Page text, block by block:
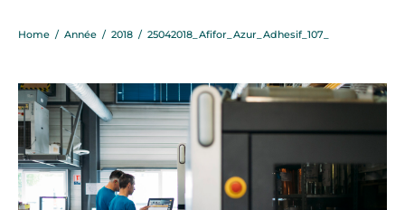
Home / Année / 2018 / 25042018_Afifor_Azur_Adhesif_107_